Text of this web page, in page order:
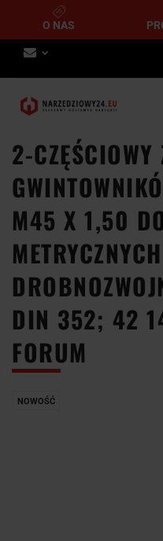
O NAS
2-CZĘŚCIOWY
M45 X 1,50
METRYCZNYCH
DIN 352; 42
FORUM
NOWOŚĆ